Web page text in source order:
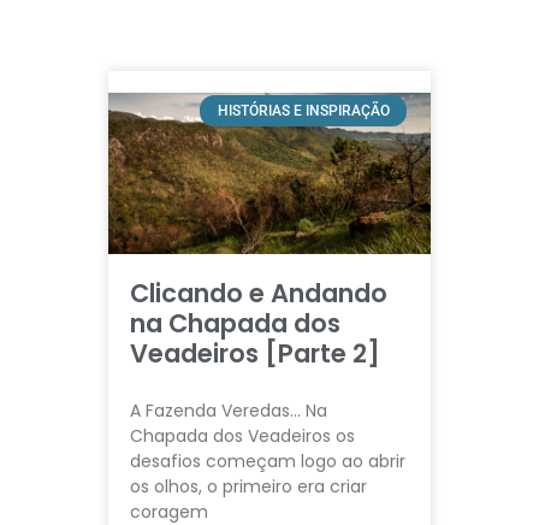
HISTÓRIAS E INSPIRAÇÃO
Clicando e Andando
na Chapada dos
Veadeiros [Parte 2]
A Fazenda Veredas… Na
Chapada dos Veadeiros os
desafios começam logo ao abrir
os olhos, o primeiro era criar
coragem